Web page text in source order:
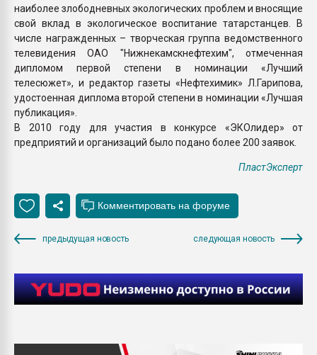
наиболее злободневных экологических проблем и вносящие
свой вклад в экологическое воспитание татарстанцев. В
числе награжденных – творческая группа ведомственного
телевидения ОАО "Нижнекамскнефтехим", отмеченная
дипломом первой степени в номинации «Лучший
телесюжет», и редактор газеты «Нефтехимик» Л.Гарипова,
удостоенная диплома второй степени в номинации «Лучшая
публикация».
В 2010 году для участия в конкурсе «ЭКОлидер» от
предприятий и организаций было подано более 200 заявок.
ПластЭксперт
предыдущая новость следующая новость